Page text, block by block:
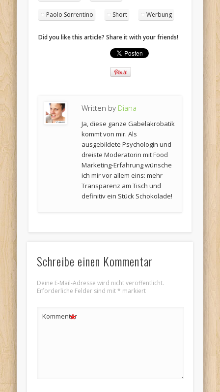
Paolo Sorrentino Short Werbung
Did you like this article? Share it with your friends!
Written by Diana
Ja, diese ganze Gabelakrobatik
kommt von mir. Als
ausgebildete Psychologin und
dreiste Moderatorin mit Food
Marketing-Erfahrung wünsche
ich mir vor allem eins: mehr
Transparenz am Tisch und
definitiv ein Stück Schokolade!
Schreibe einen Kommentar
Deine E-Mail-Adresse wird nicht veröffentlicht.
Erforderliche Felder sind mit* markiert
Kommentar
*